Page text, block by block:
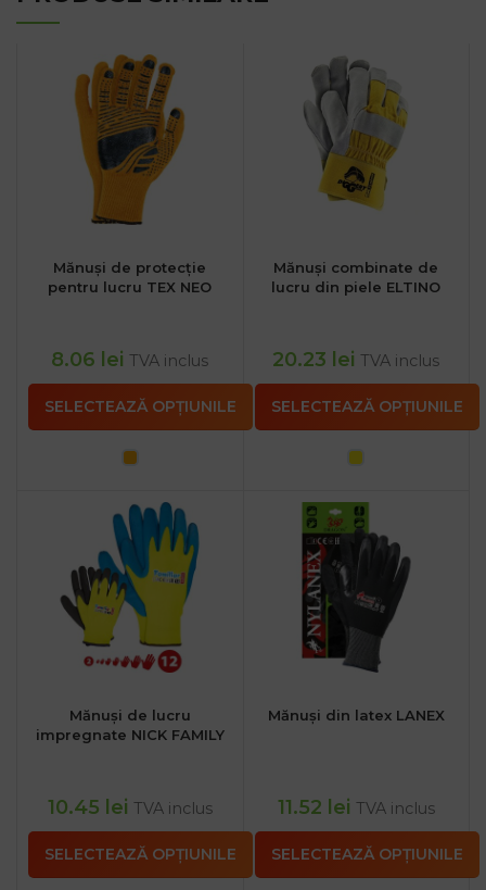
Mănuși de protecție
pentru lucru TEX NEO
8.06 lei TVA inclus
SELECTEAZĂ OPȚIUNILE
Mănuși combinate de
lucru din piele ELTINO
20.23 lei TVA inclus
SELECTEAZĂ OPȚIUNILE
Mănuși de lucru
impregnate NICK FAMILY
10.45 lei TVA inclus
SELECTEAZĂ OPȚIUNILE
Mănuși din latex LANEX
11.52 lei TVA inclus
SELECTEAZĂ OPȚIUNILE